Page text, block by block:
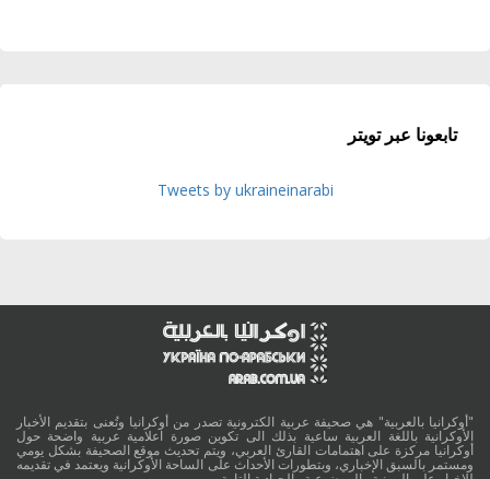
تابعونا عبر تويتر
Tweets by ukraineinarabi
"أوكرانيا بالعربية" هي صحيفة عربية الكترونية تصدر من أوكرانيا وتُعنى بتقديم الأخبار
الأوكرانية باللغة العربية ساعية بذلك الى تكوين صورة اعلامية عربية واضحة حول
أوكرانيا مركزة على اهتمامات القارئ العربي، ويتم تحديث موقع الصحيفة بشكل يومي
ومستمر بالسبق الإخباري، وبتطورات الأحداث على الساحة الأوكرانية ويعتمد في تقديمه